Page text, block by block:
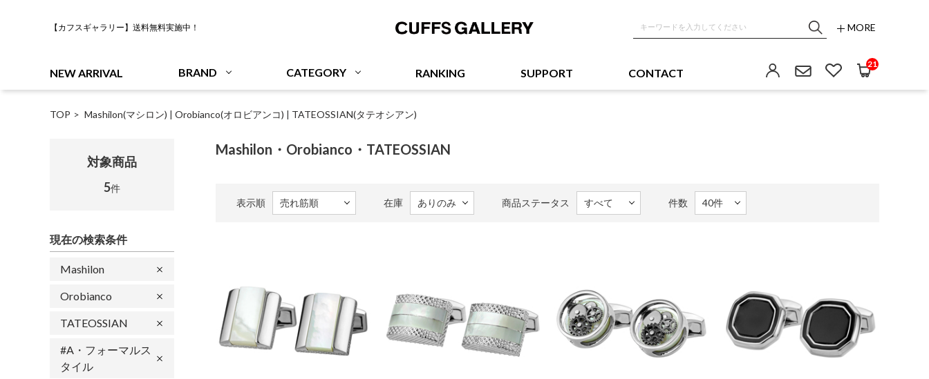
【カフスギャラリー】送料無料実施中！ MORE
NEW ARRIVAL BRAND CATEGORY RANKING SUPPORT CONTACT
21
TOP Mashilon(マシロン) | Orobianco(オロビアンコ) | TATEOSSIAN(タテオシアン)
対象商品
5件
現在の検索条件
Mashilon
Orobianco
TATEOSSIAN
#A・フォーマルス
タイル
Mashilon・Orobianco・TATEOSSIAN
表示順 在庫 商品ステータス 件数